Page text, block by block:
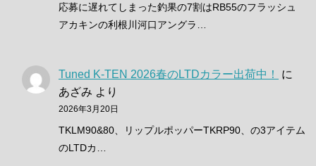
応募に遅れてしまった釣果の7割はRB55のフラッシュ
アカキンの利根川河口アングラ…
Tuned K-TEN 2026春のLTDカラー出荷中！
に
あざみ より
2026年3月20日
TKLM90&80、リップルポッパーTKRP90、の3アイテム
のLTDカ…